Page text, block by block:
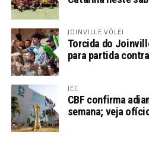
JOINVILLE VÔLEI
Torcida do
para partida
JEC
CBF confirma
semana; veja